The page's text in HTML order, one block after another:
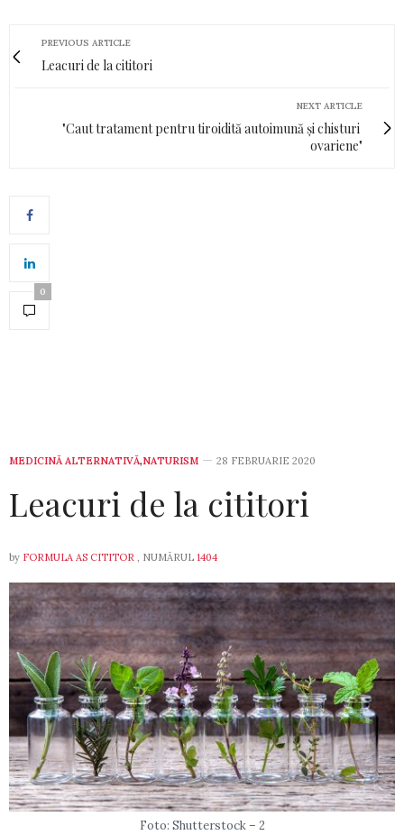
PREVIOUS ARTICLE
Leacuri de la cititori
NEXT ARTICLE
"Caut tratament pentru tiroidită autoimună și chisturi
ovariene"
0
MEDICINĂ ALTERNATIVĂ,NATURISM 28 FEBRUARIE 2020
Leacuri de la cititori
by FORMULA AS CITITOR , NUMĂRUL 1404
Foto: Shutterstock – 2